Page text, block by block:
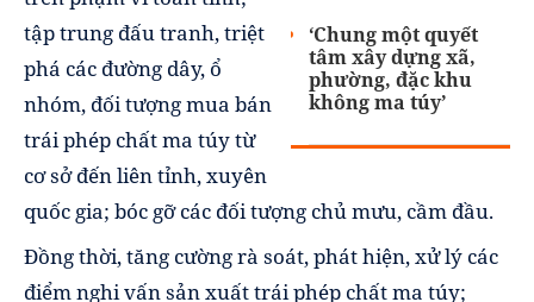
‘Chung một quyết
tâm xây dựng xã,
phường, đặc khu
không ma túy’
tập trung đấu tranh, triệt
phá các đường dây, ổ
nhóm, đối tượng mua bán
trái phép chất ma túy từ
cơ sở đến liên tỉnh, xuyên
quốc gia; bóc gỡ các đối tượng chủ mưu, cầm đầu.
Đồng thời, tăng cường rà soát, phát hiện, xử lý các
điểm nghi vấn sản xuất trái phép chất ma túy;